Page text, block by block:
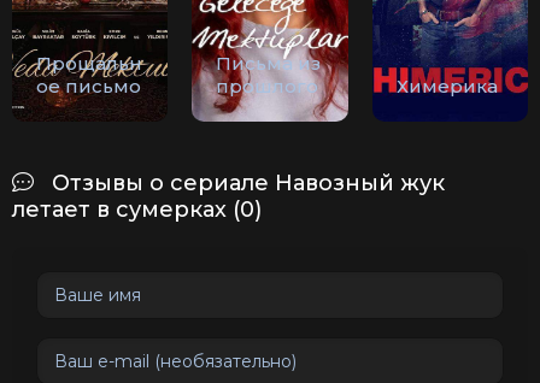
Прощальн
ое письмо
Письма из
прошлого
Химерика
Отзывы о сериале Навозный жук
летает в сумерках (0)